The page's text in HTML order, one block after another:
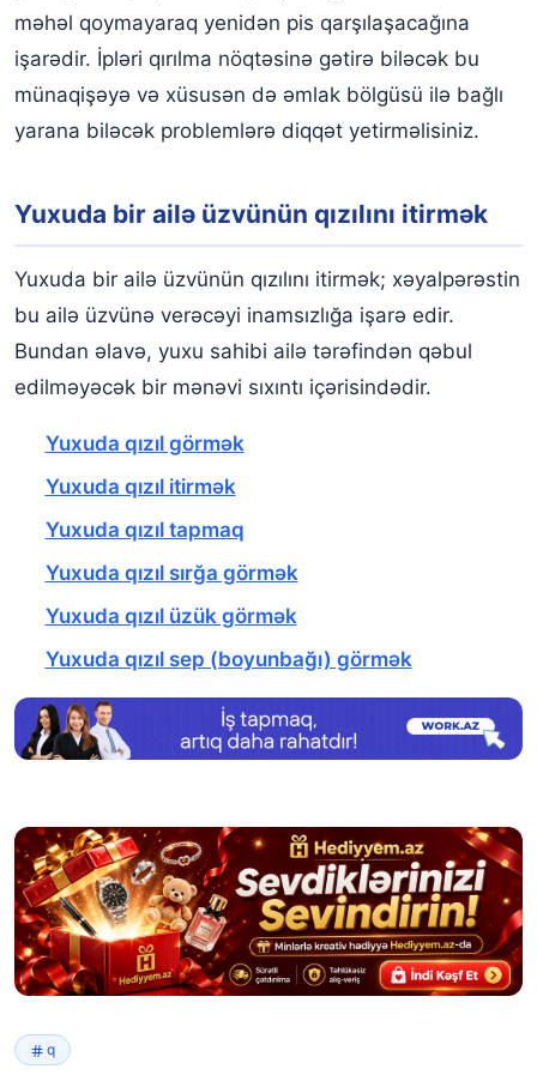
məhəl qoymayaraq yenidən pis qarşılaşacağına
işarədir. İpləri qırılma nöqtəsinə gətirə biləcək bu
münaqişəyə və xüsusən də əmlak bölgüsü ilə bağlı
yarana biləcək problemlərə diqqət yetirməlisiniz.
Yuxuda bir ailə üzvünün qızılını itirmək
Yuxuda bir ailə üzvünün qızılını itirmək; xəyalpərəstin
bu ailə üzvünə verəcəyi inamsızlığa işarə edir.
Bundan əlavə, yuxu sahibi ailə tərəfindən qəbul
edilməyəcək bir mənəvi sıxıntı içərisindədir.
Yuxuda qızıl görmək
Yuxuda qızıl itirmək
Yuxuda qızıl tapmaq
Yuxuda qızıl sırğa görmək
Yuxuda qızıl üzük görmək
Yuxuda qızıl sep (boyunbağı) görmək
q